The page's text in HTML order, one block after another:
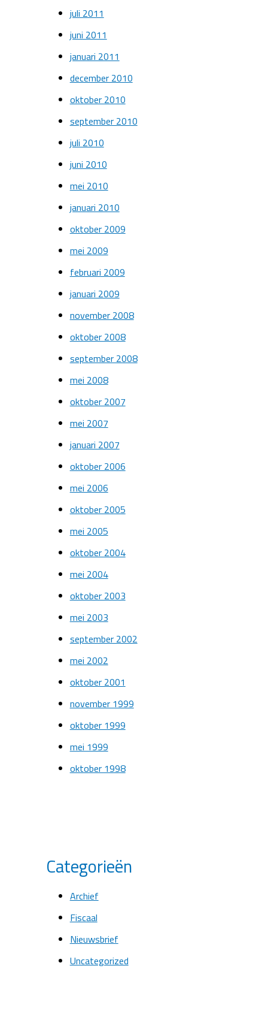
juli 2011
juni 2011
januari 2011
december 2010
oktober 2010
september 2010
juli 2010
juni 2010
mei 2010
januari 2010
oktober 2009
mei 2009
februari 2009
januari 2009
november 2008
oktober 2008
september 2008
mei 2008
oktober 2007
mei 2007
januari 2007
oktober 2006
mei 2006
oktober 2005
mei 2005
oktober 2004
mei 2004
oktober 2003
mei 2003
september 2002
mei 2002
oktober 2001
november 1999
oktober 1999
mei 1999
oktober 1998
Categorieën
Archief
Fiscaal
Nieuwsbrief
Uncategorized